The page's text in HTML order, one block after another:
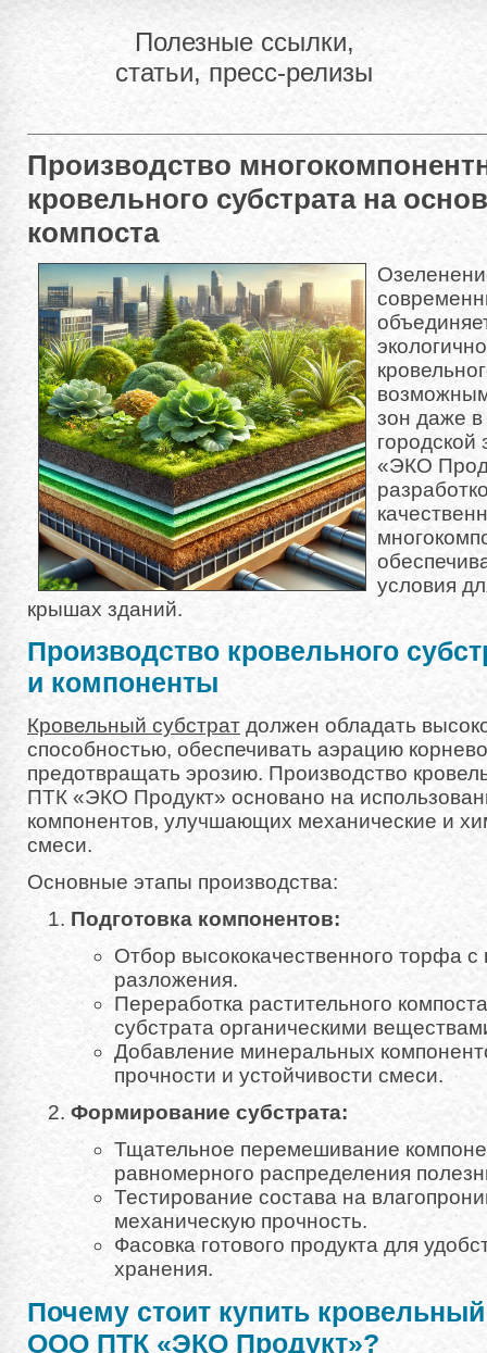
Полезные ссылки,
статьи, пресс-релизы
Производство
кровельного субстрата на
компоста
зон даже в
«ЭКО
условия
крышах зданий.
Производство кровельного
и компоненты
Кровельный субстрат должен обладать
способностью, обеспечивать аэрацию
предотвращать эрозию. Производство
ПТК «ЭКО Продукт» основано на
компонентов, улучшающих механические и
смеси.
Основные этапы производства:
Подготовка компонентов:
Отбор высококачественного торфа
разложения.
Переработка растительного
субстрата органическими
Добавление минеральных
прочности и устойчивости смеси.
Формирование субстрата:
Тщательное перемешивание
равномерного распределения
Тестирование состава на
механическую прочность.
Фасовка готового продукта для
хранения.
Почему стоит купить кровельный
ООО ПТК «ЭКО Продукт»?